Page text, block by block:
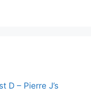
D – Pierre J’s